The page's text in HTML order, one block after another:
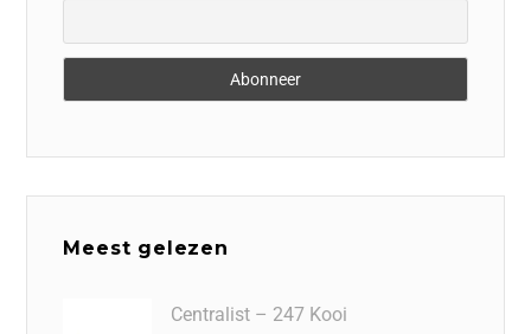
Meest gelezen
Centralist – 247 Kooi